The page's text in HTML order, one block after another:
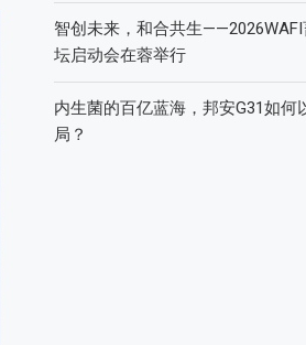
智创未来，和合共生
坛启动会在蓉举行
内生菌的百亿蓝海，邦安G31如何
局？